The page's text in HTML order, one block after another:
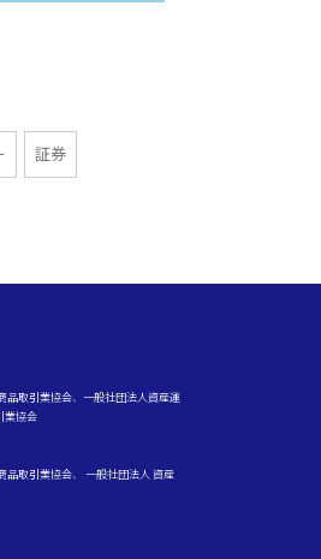
証券
品取引業協会、一般社団法人資産運
業協会
品取引業協会、 一般社団法人 資産